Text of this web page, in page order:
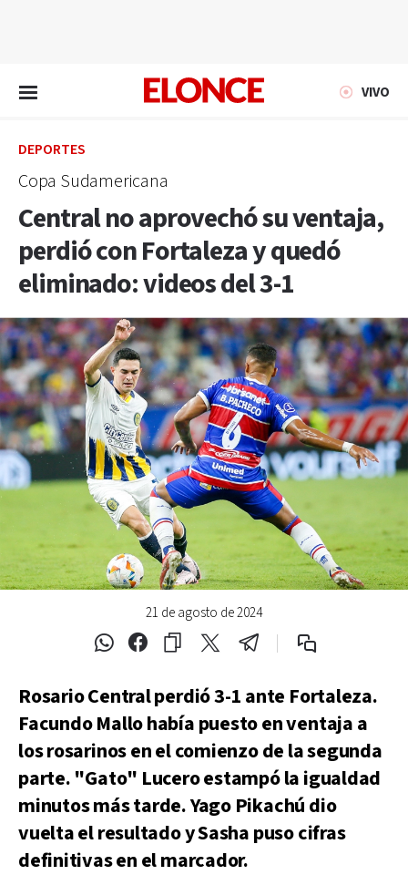
VIVO
DEPORTES
Copa Sudamericana
Central no aprovechó su ventaja,
perdió con Fortaleza y quedó
eliminado: videos del 3-1
21 de agosto de 2024
Rosario Central perdió 3-1 ante Fortaleza.
Facundo Mallo había puesto en ventaja a
los rosarinos en el comienzo de la segunda
parte. "Gato" Lucero estampó la igualdad
minutos más tarde. Yago Pikachú dio
vuelta el resultado y Sasha puso cifras
definitivas en el marcador.